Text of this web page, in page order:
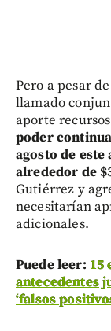
Pero a pesar
llamado
aporte
poder
agosto de
alrededor de
Gutiérrez y
necesitarían
adicionales.
Puede leer: 15
antecedentes
‘falsos